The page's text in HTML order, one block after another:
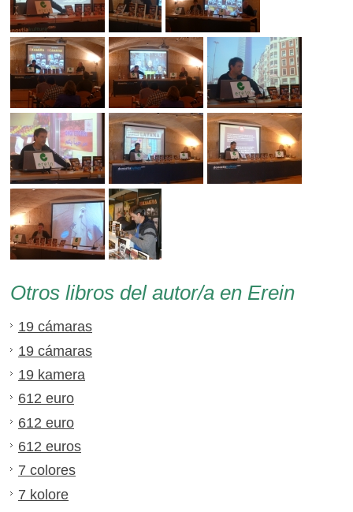
Otros libros del autor/a en Erein
19 cámaras
19 cámaras
19 kamera
612 euro
612 euro
612 euros
7 colores
7 kolore